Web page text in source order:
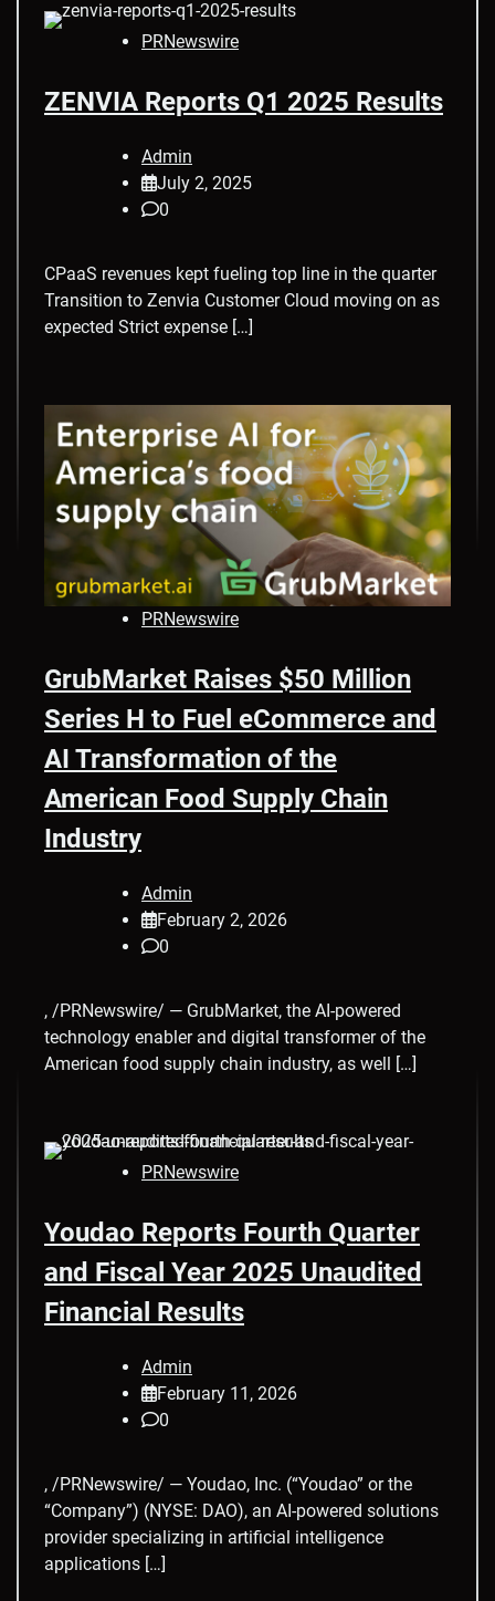
PRNewswire
ZENVIA Reports Q1 2025 Results
Admin
July 2, 2025
0
CPaaS revenues kept fueling top line in the quarter
Transition to Zenvia Customer Cloud moving on as
expected Strict expense […]
PRNewswire
GrubMarket Raises $50 Million
Series H to Fuel eCommerce and
AI Transformation of the
American Food Supply Chain
Industry
Admin
February 2, 2026
0
, /PRNewswire/ — GrubMarket, the AI-powered
technology enabler and digital transformer of the
American food supply chain industry, as well […]
PRNewswire
Youdao Reports Fourth Quarter
and Fiscal Year 2025 Unaudited
Financial Results
Admin
February 11, 2026
0
, /PRNewswire/ — Youdao, Inc. (“Youdao” or the
“Company”) (NYSE: DAO), an AI-powered solutions
provider specializing in artificial intelligence
applications […]